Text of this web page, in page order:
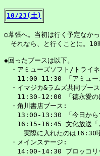
10/23(土)
○幕張へ。当初は行く予定なか
それなら、と行くことに。10
◆回ったブースは以下。
・アミューズソフト/トライ
11:00-11:30 「アミューズ
・イマジカ&ラムズ共同ブー
11:30-12:00 「徳永愛のほ
・角川書店ブース:
13:00-13:30 「今日からマ
16:15-16:45 文化放送「ど
実際に入れたのは16:30頃
・メインステージ:
14:00-14:30 ブロッコリー